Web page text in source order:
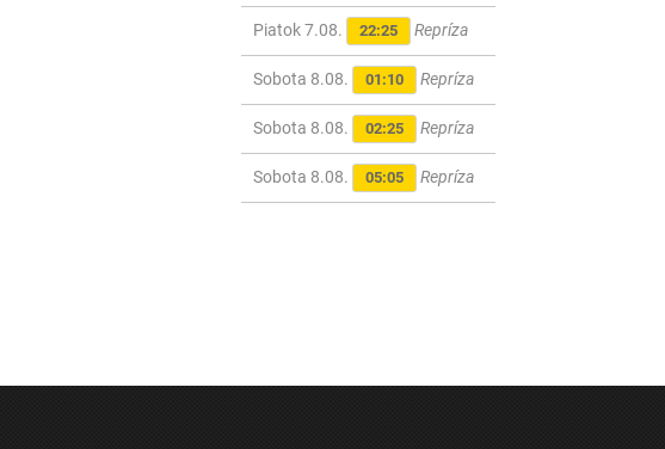
Piatok 7.08. 22:25 Repríza
Sobota 8.08. 01:10 Repríza
Sobota 8.08. 02:25 Repríza
Sobota 8.08. 05:05 Repríza